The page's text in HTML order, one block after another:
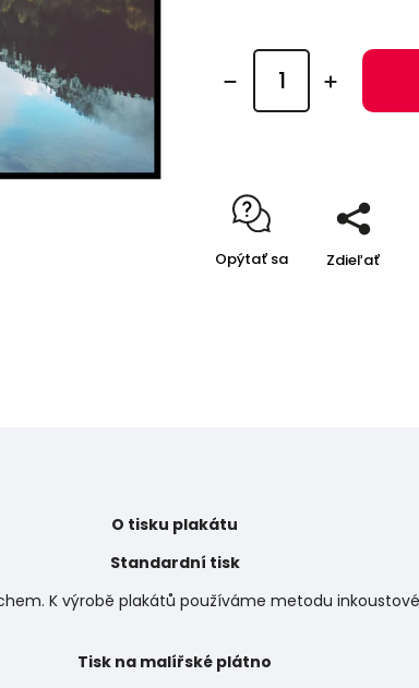
Opýtať sa Zdieľať
O tisku plakátu
Standardní tisk
K výrobě plakátů používáme metodu
Tisk na malířské plátno